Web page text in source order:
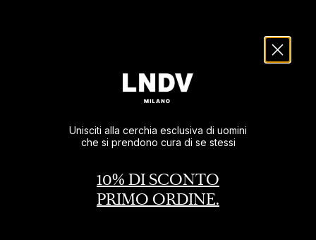
Unisciti alla cerchia esclusiva di uomini
che si prendono cura di se stessi
10% DI SCONTO
PRIMO ORDINE.